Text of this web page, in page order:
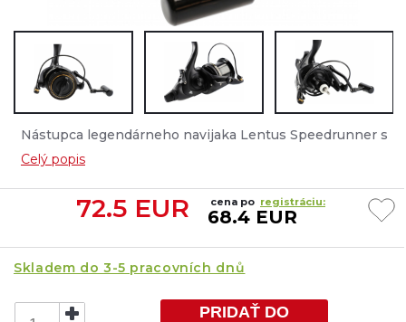
Nástupca legendárneho navijaka Lentus Speedrunner s
vylepšeným systémom navíjania a pomalšou osciláciou
cievky....
Celý popis
72.5 EUR cena po registráciu:
68.4 EUR
Skladem do 3-5 pracovních dnů
PRIDAŤ DO